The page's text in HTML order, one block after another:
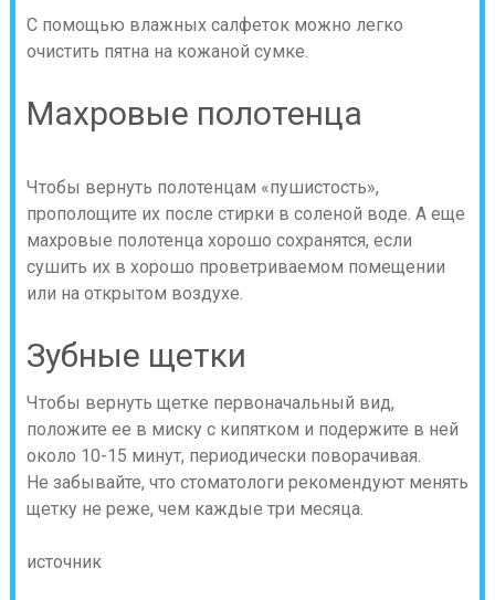
С помощью влажных салфеток можно легко
очистить пятна на кожаной сумке.
Махровые полотенца
Чтобы вернуть полотенцам «пушистость»,
прополощите их после стирки в соленой воде. А еще
махровые полотенца хорошо сохранятся, если
сушить их в хорошо проветриваемом помещении
или на открытом воздухе.
Зубные щетки
Чтобы вернуть щетке первоначальный вид,
положите ее в миску с кипятком и подержите в ней
около 10-15 минут, периодически поворачивая.
Не забывайте, что стоматологи рекомендуют менять
щетку не реже, чем каждые три месяца.
источник